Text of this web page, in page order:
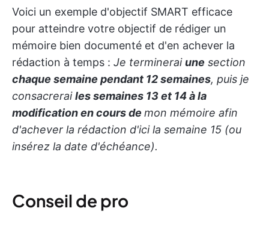
Voici un exemple d'objectif SMART efficace
pour atteindre votre objectif de rédiger un
mémoire bien documenté et d'en achever la
rédaction à temps : Je termineraiune section
chaque semaine pendant 12 semaines, puis je
consacrerailes semaines 13 et 14 à la
modification en cours de mon mémoire afin
d'achever la rédaction d'ici la semaine 15 (ou
insérez la date d'échéance).
Conseil de pro